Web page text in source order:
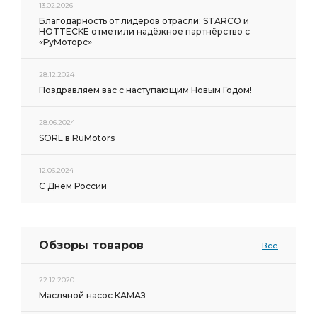
13.02.2026
Благодарность от лидеров отрасли: STARCO и
HOTTECKE отметили надёжное партнёрство с
«РуМоторс»
28.12.2024
Поздравляем вас с наступающим Новым Годом!
28.06.2024
SORL в RuMotors
12.06.2024
С Днем России
Обзоры товаров Все
22.12.2020
Масляной насос КАМАЗ